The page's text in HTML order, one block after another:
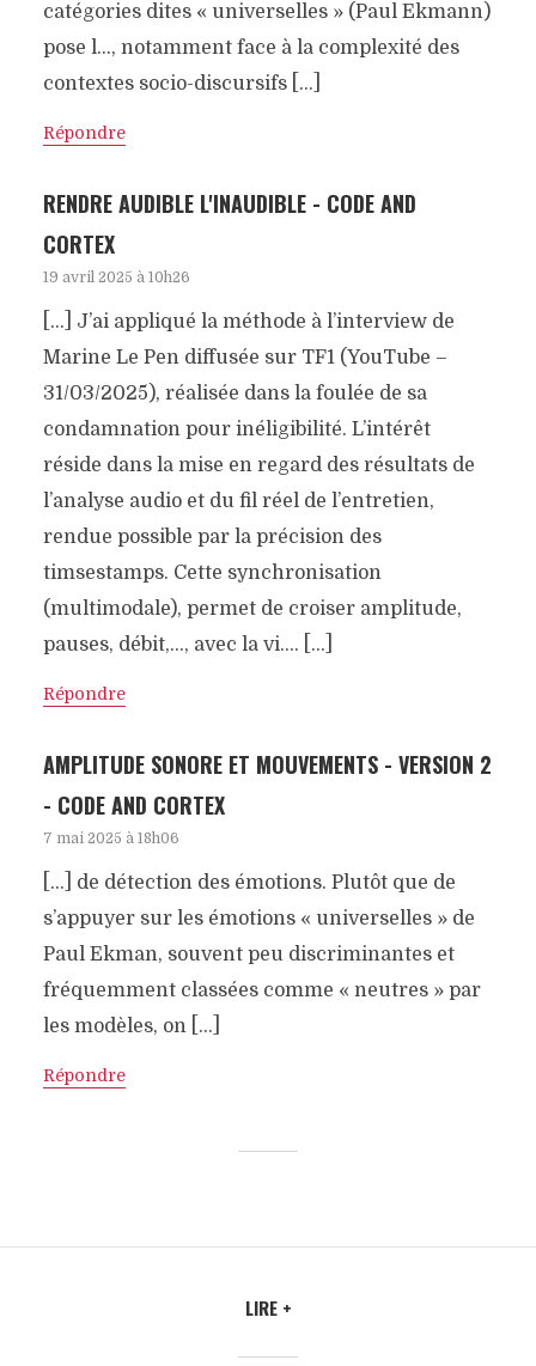
catégories dites « universelles » (Paul Ekmann)
pose l…, notamment face à la complexité des
contextes socio-discursifs […]
Répondre
RENDRE AUDIBLE L'INAUDIBLE - CODE AND
CORTEX
19 avril 2025 à 10h26
[…] J’ai appliqué la méthode à l’interview de
Marine Le Pen diffusée sur TF1 (YouTube –
31/03/2025), réalisée dans la foulée de sa
condamnation pour inéligibilité. L’intérêt
réside dans la mise en regard des résultats de
l’analyse audio et du fil réel de l’entretien,
rendue possible par la précision des
timsestamps. Cette synchronisation
(multimodale), permet de croiser amplitude,
pauses, débit,…, avec la vi…. […]
Répondre
AMPLITUDE SONORE ET MOUVEMENTS - VERSION 2
- CODE AND CORTEX
7 mai 2025 à 18h06
[…] de détection des émotions. Plutôt que de
s’appuyer sur les émotions « universelles » de
Paul Ekman, souvent peu discriminantes et
fréquemment classées comme « neutres » par
les modèles, on […]
Répondre
LIRE +